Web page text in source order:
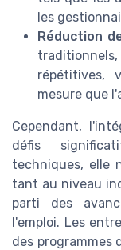
les
Réduction
répétitives,
mesure que
Cependant,
défis
techniques, elle
tant au niveau
parti des
l'emploi. Les
des